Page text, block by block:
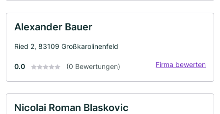
Alexander Bauer
Ried 2, 83109 Großkarolinenfeld
0.0 (0 Bewertungen) Firma bewerten
Nicolai Roman Blaskovic